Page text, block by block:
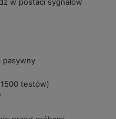
pasywny
testów)